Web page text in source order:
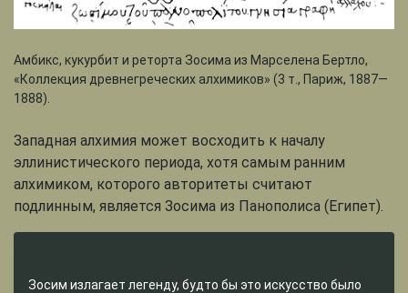
Амбикс, кукурбит и реторта Зосима из Марселена Бертло,
«Коллекция древнегреческих алхимиков» (3 т., Париж, 1887—
1888).
Западная алхимия может восходить к началу
эллинистического периода, хотя самым ранним
алхимиком, которого авторитеты считают
подлинным, является Зосима из Панополиса (Египет).
Зосим излагает легенду, будто бы это искусство было